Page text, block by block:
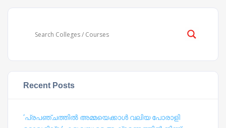
Recent Posts
‘പ്രപഞ്ചത്തില്‍ അമ്മയെക്കാള്‍ വലിയ പോരാളി